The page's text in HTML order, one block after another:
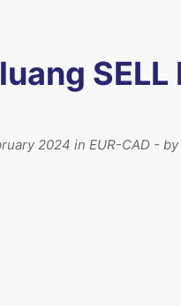
2024 in EUR-CAD - by